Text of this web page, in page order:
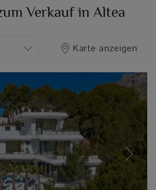
Verkauf in Altea
Karte anzeigen
Next